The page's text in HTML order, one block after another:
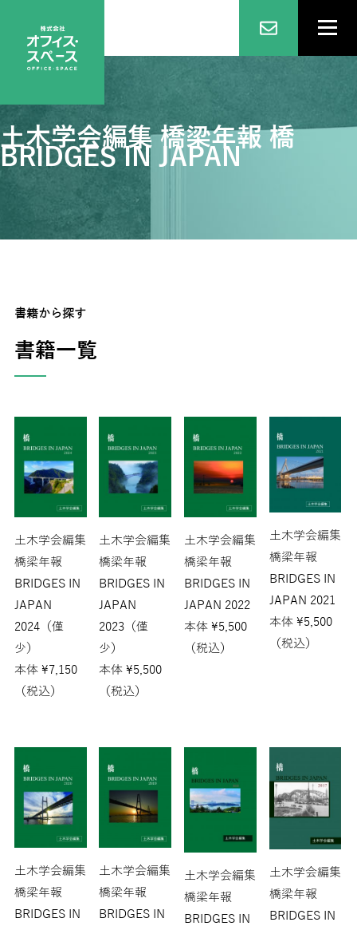
土木学会編集 橋梁年報 橋
BRIDGES IN JAPAN
書籍から探す
書籍一覧
土木学会編集
橋梁年報
BRIDGES IN
JAPAN
2024（僅
少）
本体 ¥7,150
（税込）
土木学会編集
橋梁年報
BRIDGES IN
JAPAN
2023（僅
少）
本体 ¥5,500
（税込）
土木学会編集
橋梁年報
BRIDGES IN
JAPAN 2022
本体 ¥5,500
（税込）
土木学会編集
橋梁年報
BRIDGES IN
JAPAN 2021
本体 ¥5,500
（税込）
土木学会編集
橋梁年報
BRIDGES IN
土木学会編集
橋梁年報
BRIDGES IN
土木学会編集
橋梁年報
BRIDGES IN
土木学会編集
橋梁年報
BRIDGES IN